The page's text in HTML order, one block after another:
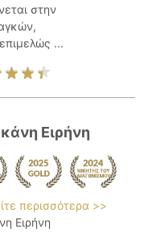
στην
...
Ειρήνη
περισσότερα >>
Ειρήνη